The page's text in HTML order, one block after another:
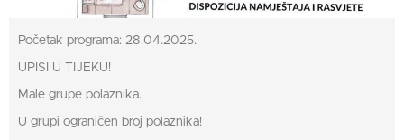
Početak programa: 28.04.2025.
UPISI U TIJEKU!
Male grupe polaznika.
U grupi ograničen broj polaznika!